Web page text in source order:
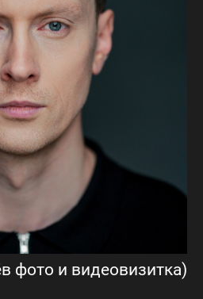
фото и видеовизитка)